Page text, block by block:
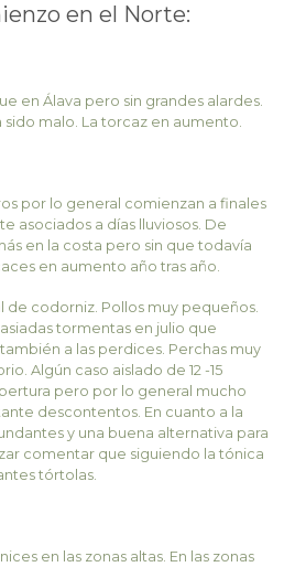
en el Norte:
en Álava pero sin grandes alardes.
sido malo. La torcaz en aumento.
por lo general comienzan a finales
asociados a días lluviosos. De
en la costa pero sin que todavía
en aumento año tras año.
de codorniz. Pollos muy pequeños.
tormentas en julio que
a las perdices. Perchas muy
Algún caso aislado de 12 -15
pero por lo general mucho
descontentos. En cuanto a la
y una buena alternativa para
comentar que siguiendo la tónica
tórtolas.
en las zonas altas. En las zonas